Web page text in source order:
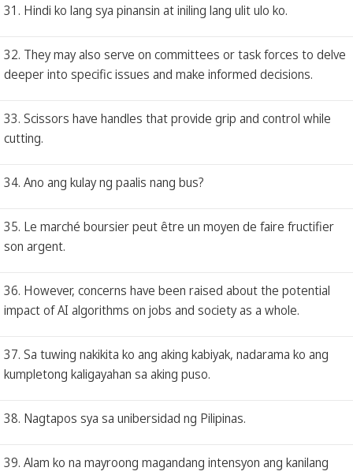
31. Hindi ko lang sya pinansin at iniling lang ulit ulo ko.
32. They may also serve on committees or task forces to delve
deeper into specific issues and make informed decisions.
33. Scissors have handles that provide grip and control while
cutting.
34. Ano ang kulay ng paalis nang bus?
35. Le marché boursier peut être un moyen de faire fructifier
son argent.
36. However, concerns have been raised about the potential
impact of AI algorithms on jobs and society as a whole.
37. Sa tuwing nakikita ko ang aking kabiyak, nadarama ko ang
kumpletong kaligayahan sa aking puso.
38. Nagtapos sya sa unibersidad ng Pilipinas.
39. Alam ko na mayroong magandang intensyon ang kanilang